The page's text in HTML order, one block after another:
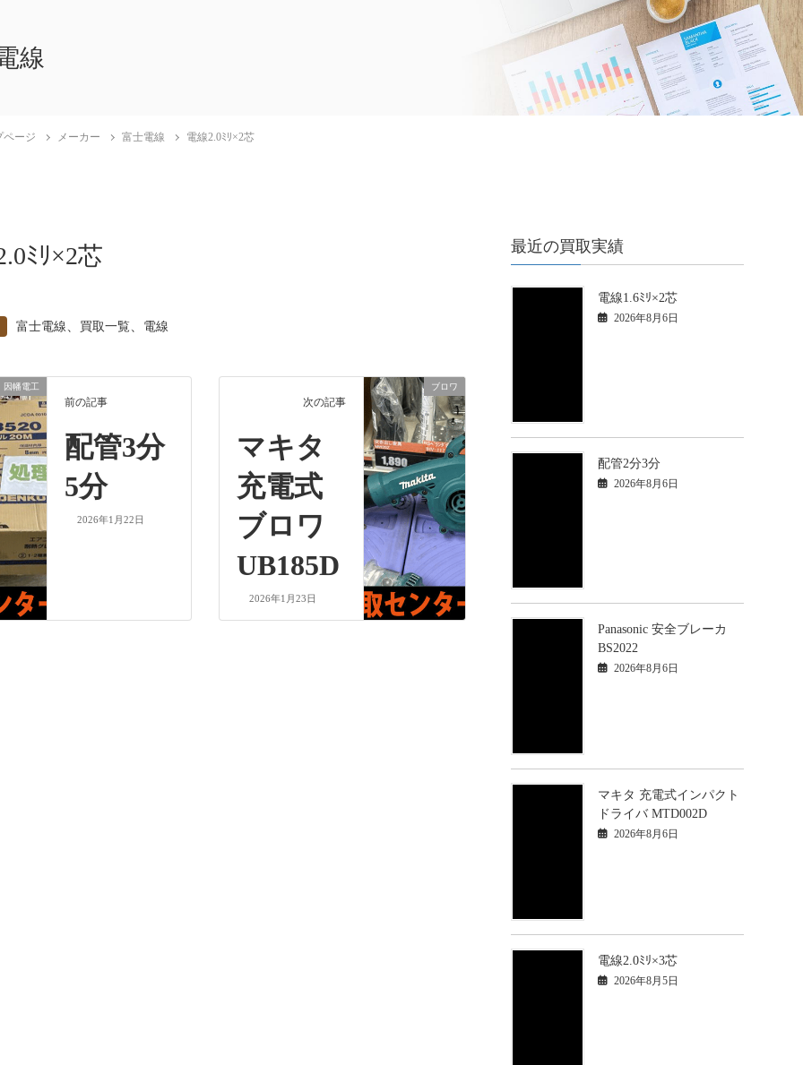
線
ページ メーカー 富士電線 電線2.0ﾐﾘ×2芯
ﾐﾘ×2芯
富士電線 、 買取一覧、 電線
因幡電工
前の記事
配管3分
5分
2026年1月22日
ブロワ
次の記事
マキタ
充電式
ブロワ
UB185D
2026年1月23日
最近の買取実績
電線1.6ﾐﾘ×2芯
2026年8月6日
配管2分3分
2026年8月6日
Panasonic 安全ブレーカ
BS2022
2026年8月6日
マキタ 充電式インパクト
ドライバ MTD002D
2026年8月6日
電線2.0ﾐﾘ×3芯
2026年8月5日